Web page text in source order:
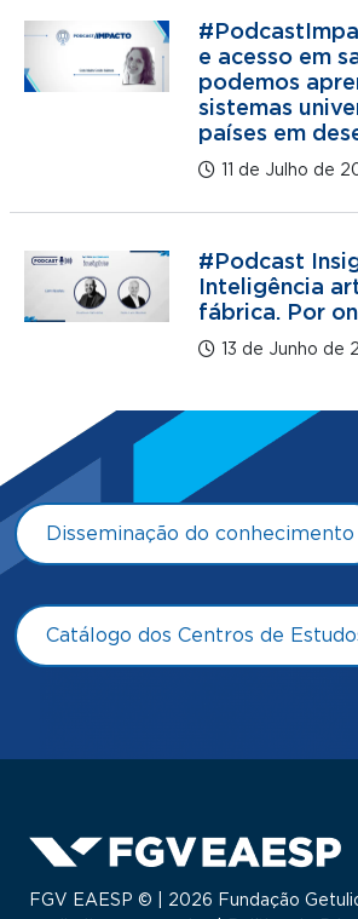
e acesso em
podemos
sistemas
países em
11 de Julho de
#Podcast
Inteligência
fábrica. Por
13 de Junho de
Disseminação do conhecimento
Catálogo dos Centros de
FGV EAESP © | 2026 Fundação